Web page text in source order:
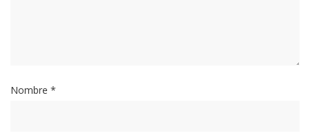
Nombre *